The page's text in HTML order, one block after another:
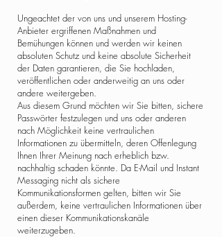
Ungeachtet der von uns und unserem Hosting-
Anbieter ergriffenen Maßnahmen und
Bemühungen können und werden wir keinen
absoluten Schutz und keine absolute Sicherheit
der Daten garantieren, die Sie hochladen,
veröffentlichen oder anderweitig an uns oder
andere weitergeben.
Aus diesem Grund möchten wir Sie bitten, sichere
Passwörter festzulegen und uns oder anderen
nach Möglichkeit keine vertraulichen
Informationen zu übermitteln, deren Offenlegung
Ihnen Ihrer Meinung nach erheblich bzw.
nachhaltig schaden könnte. Da E-Mail und Instant
Messaging nicht als sichere
Kommunikationsformen gelten, bitten wir Sie
außerdem, keine vertraulichen Informationen über
einen dieser Kommunikationskanäle
weiterzugeben.